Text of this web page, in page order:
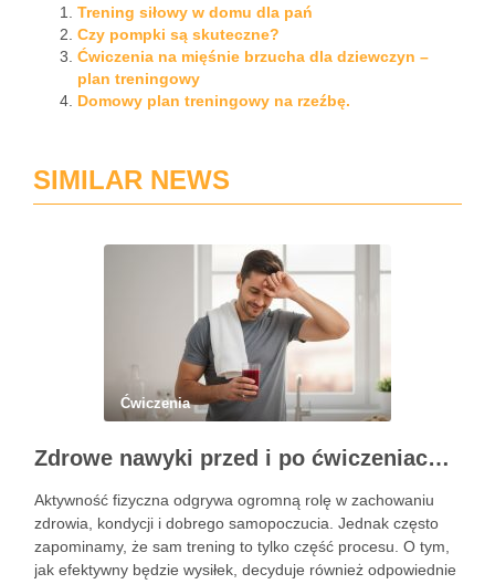
Trening siłowy w domu dla pań
Czy pompki są skuteczne?
Ćwiczenia na mięśnie brzucha dla dziewczyn –
plan treningowy
Domowy plan treningowy na rzeźbę.
SIMILAR NEWS
Ćwiczenia
Zdrowe nawyki przed i po ćwiczeniach – co pić, aby wzmocnić organizm?
Aktywność fizyczna odgrywa ogromną rolę w zachowaniu
zdrowia, kondycji i dobrego samopoczucia. Jednak często
zapominamy, że sam trening to tylko część procesu. O tym,
jak efektywny będzie wysiłek, decyduje również odpowiednie